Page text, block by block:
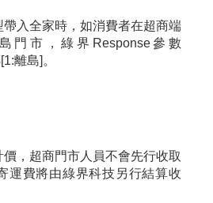
帶入全家時，如消費者在超商端
門市，綠界Response參數
離島]。
，超商門市人員不會先行收取
運費將由綠界科技另行結算收